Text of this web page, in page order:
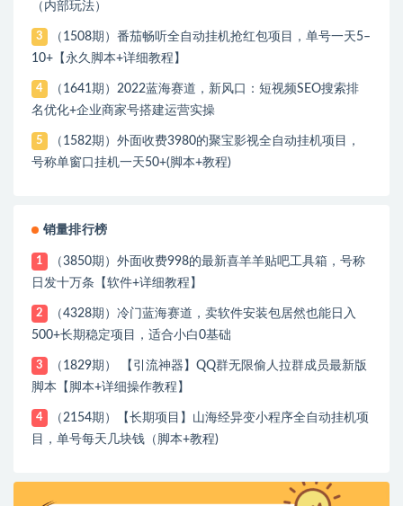
（内部玩法）
3
（1508期）番茄畅听全自动挂机抢红包项目，单号一天5–
10+【永久脚本+详细教程】
4
（1641期）2022蓝海赛道，新风口：短视频SEO搜索排
名优化+企业商家号搭建运营实操
5
（1582期）外面收费3980的聚宝影视全自动挂机项目，
号称单窗口挂机一天50+(脚本+教程)
销量排行榜
1
（3850期）外面收费998的最新喜羊羊贴吧工具箱，号称
日发十万条【软件+详细教程】
2
（4328期）冷门蓝海赛道，卖软件安装包居然也能日入
500+长期稳定项目，适合小白0基础
3
（1829期） 【引流神器】QQ群无限偷人拉群成员最新版
脚本【脚本+详细操作教程】
4
（2154期）【长期项目】山海经异变小程序全自动挂机项
目，单号每天几块钱（脚本+教程)